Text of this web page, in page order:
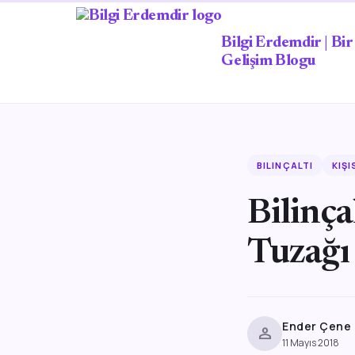
Bilgi Erdemdir | Bir
Gelişim Blogu
BILINÇALTI
Tuzağı
person Ender Çene
11 Mayıs 2018